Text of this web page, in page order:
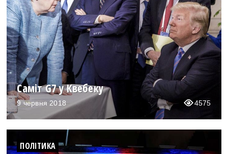
Саміт G7 у Квебеку
9 червня 2018 4575
ПОЛІТИКА